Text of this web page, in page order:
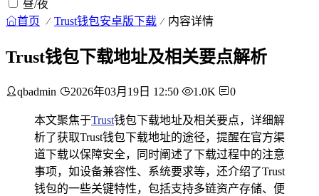
昼/夜
首页 Trust钱包安卓版下载 内容详情
Trust钱包下载地址及相关要点解析
qbadmin 2026年03月19日 12:50 1.0K 0
本文聚焦于Trust钱包下载地址及相关要点，详细解
析了获取Trust钱包下载地址的途径，提醒在官方渠
道下载以保障安全，同时阐述了下载过程中的注意
事项，如设备兼容性、系统要求等，还介绍了Trust
钱包的一些关键特性，包括支持多链资产存储、便